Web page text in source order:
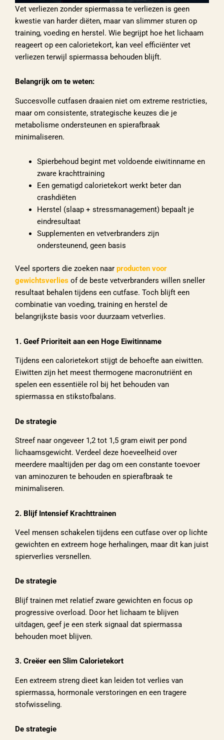
Vet verliezen zonder spiermassa te verliezen is geen
kwestie van harder diëten, maar van slimmer sturen op
training, voeding en herstel. Wie begrijpt hoe het lichaam
reageert op een calorietekort, kan veel efficiënter vet
verliezen terwijl spiermassa behouden blijft.
Belangrijk om te weten:
Succesvolle cutfasen draaien niet om extreme restricties,
maar om consistente, strategische keuzes die je
metabolisme ondersteunen en spierafbraak
minimaliseren.
Spierbehoud begint met voldoende eiwitinname en
zware krachttraining
Een gematigd calorietekort werkt beter dan
crashdiëten
Herstel (slaap + stressmanagement) bepaalt je
eindresultaat
Supplementen en vetverbranders zijn
ondersteunend, geen basis
Veel sporters die zoeken naar producten voor
gewichtsverlies of de beste vetverbranders willen sneller
resultaat behalen tijdens een cutfase. Toch blijft een
combinatie van voeding, training en herstel de
belangrijkste basis voor duurzaam vetverlies.
1. Geef Prioriteit aan een Hoge Eiwitinname
Tijdens een calorietekort stijgt de behoefte aan eiwitten.
Eiwitten zijn het meest thermogene macronutriënt en
spelen een essentiële rol bij het behouden van
spiermassa en stikstofbalans.
De strategie
Streef naar ongeveer 1,2 tot 1,5 gram eiwit per pond
lichaamsgewicht. Verdeel deze hoeveelheid over
meerdere maaltijden per dag om een constante toevoer
van aminozuren te behouden en spierafbraak te
minimaliseren.
2. Blijf Intensief Krachttrainen
Veel mensen schakelen tijdens een cutfase over op lichte
gewichten en extreem hoge herhalingen, maar dit kan juist
spierverlies versnellen.
De strategie
Blijf trainen met relatief zware gewichten en focus op
progressive overload. Door het lichaam te blijven
uitdagen, geef je een sterk signaal dat spiermassa
behouden moet blijven.
3. Creëer een Slim Calorietekort
Een extreem streng dieet kan leiden tot verlies van
spiermassa, hormonale verstoringen en een tragere
stofwisseling.
De strategie